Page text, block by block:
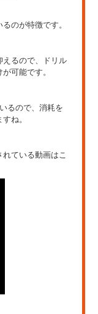
のが特徴です。
えるので、ドリル
可能です。
るので、消耗を
ね。
ている動画はこ